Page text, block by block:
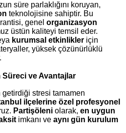
süre parlaklığını koruyan,
teknolojisine sahiptir. Bu
genel organizasyon
üstün kaliteyi temsil eder.
kurumsal etkinlikler için
yüksek çözünürlüklü
ve Avantajlar
getirdiği stresi tamamen
ilçelerine özel profesyonel
Partişöleni olarak, en uygun
imkanı ve aynı gün kurulum